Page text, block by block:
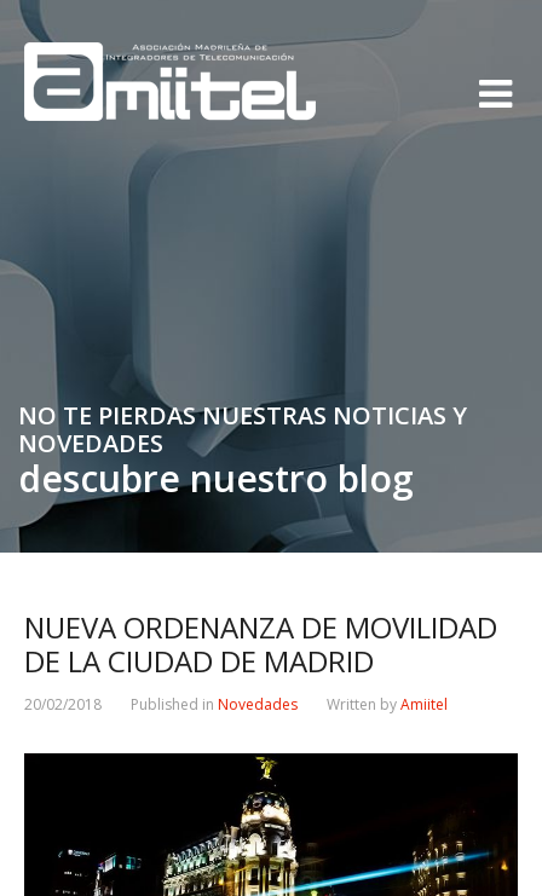
NO TE PIERDAS NUESTRAS NOTICIAS Y
NOVEDADES
descubre nuestro blog
NUEVA ORDENANZA DE MOVILIDAD
DE LA CIUDAD DE MADRID
20/02/2018 Published in Novedades Written byAmiitel